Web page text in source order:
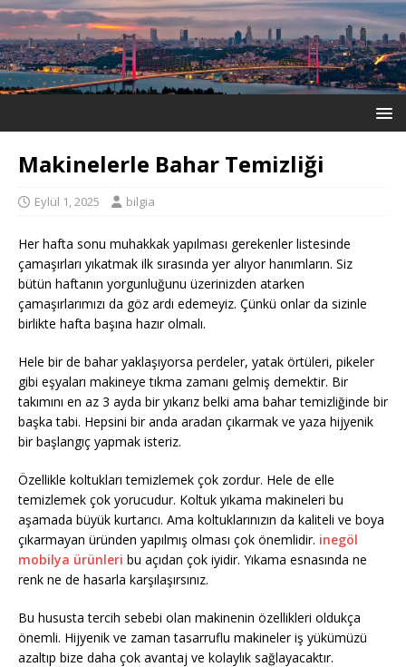
Makinelerle Bahar Temizliği
Eylül 1, 2025 bilgia
Her hafta sonu muhakkak yapılması gerekenler listesinde
çamaşırları yıkatmak ilk sırasında yer alıyor hanımların. Siz
bütün haftanın yorgunluğunu üzerinizden atarken
çamaşırlarımızı da göz ardı edemeyiz. Çünkü onlar da sizinle
birlikte hafta başına hazır olmalı.
Hele bir de bahar yaklaşıyorsa perdeler, yatak örtüleri, pikeler
gibi eşyaları makineye tıkma zamanı gelmiş demektir. Bir
takımını en az 3 ayda bir yıkarız belki ama bahar temizliğinde bir
başka tabi. Hepsini bir anda aradan çıkarmak ve yaza hijyenik
bir başlangıç yapmak isteriz.
Özellikle koltukları temizlemek çok zordur. Hele de elle
temizlemek çok yorucudur. Koltuk yıkama makineleri bu
aşamada büyük kurtarıcı. Ama koltuklarınızın da kaliteli ve boya
çıkarmayan üründen yapılmış olması çok önemlidir. inegöl
mobilya ürünleri bu açıdan çok iyidir. Yıkama esnasında ne
renk ne de hasarla karşılaşırsınız.
Bu hususta tercih sebebi olan makinenin özellikleri oldukça
önemli. Hijyenik ve zaman tasarruflu makineler iş yükümüzü
azaltıp bize daha çok avantaj ve kolaylık sağlayacaktır.